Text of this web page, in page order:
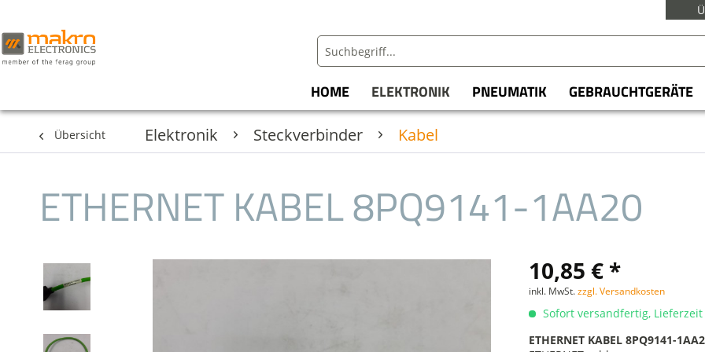
HOME ELEKTRONIK PNEUMATIK GEBRAUCHTGERÄTE
Übersicht Elektronik Steckverbinder Kabel
ETHERNET KABEL 8PQ9141-1AA20
10,85 € *
inkl. MwSt.zzgl. Versandkosten
Sofort versandfertig, Lieferzeit
ETHERNET KABEL 8PQ9141-